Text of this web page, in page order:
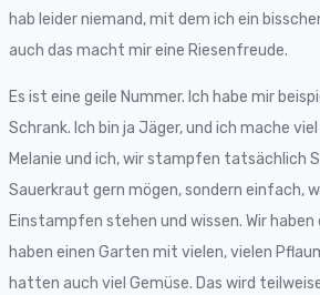
hab leider niemand, mit dem ich ein
auch das macht mir eine Riesenfreude.
Es ist eine geile Nummer. Ich habe mir
Schrank. Ich bin ja Jäger, und ich mache
Melanie und ich, wir stampfen tatsächlich
Sauerkraut gern mögen, sondern einfach,
Einstampfen stehen und wissen. Wir
haben einen Garten mit vielen, vielen
hatten auch viel Gemüse. Das wird